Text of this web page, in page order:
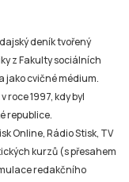
deník tvořený
z Fakulty sociálních
jako cvičné médium.
roce 1997, kdy byl
republice.
Online, Rádio Stisk, TV
kurzů (s přesahem
redakčního